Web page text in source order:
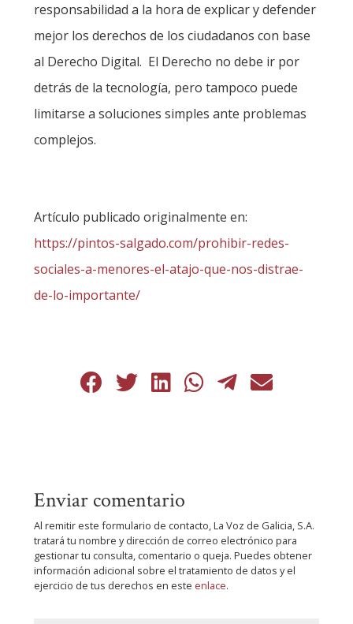
responsabilidad a la hora de explicar y defender
mejor los derechos de los ciudadanos con base
al Derecho Digital. El Derecho no debe ir por
detrás de la tecnología, pero tampoco puede
limitarse a soluciones simples ante problemas
complejos.
Artículo publicado originalmente en:
https://pintos-salgado.com/prohibir-redes-
sociales-a-menores-el-atajo-que-nos-distrae-
de-lo-importante/
Enviar comentario
Al remitir este formulario de contacto, La Voz de Galicia, S.A.
tratará tu nombre y dirección de correo electrónico para
gestionar tu consulta, comentario o queja. Puedes obtener
información adicional sobre el tratamiento de datos y el
ejercicio de tus derechos en este enlace.